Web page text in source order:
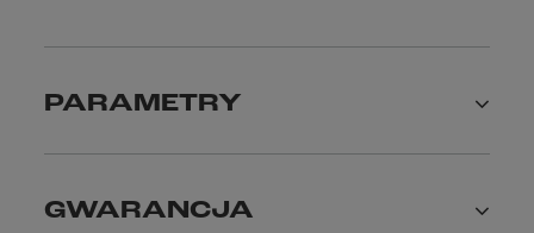
PARAMETRY
GWARANCJA